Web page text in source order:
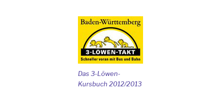
Das 3-Löwen-
Kursbuch 2012/2013